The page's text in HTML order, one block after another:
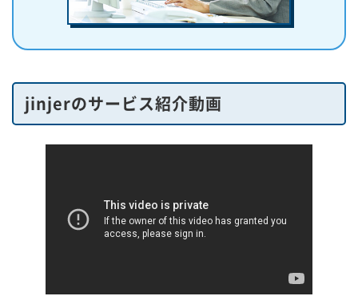
jinjerのサービス紹介動画